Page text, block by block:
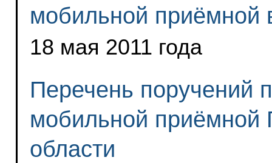
мобильной приёмной
18 мая 2011 года
Перечень поручений
мобильной приёмной
области